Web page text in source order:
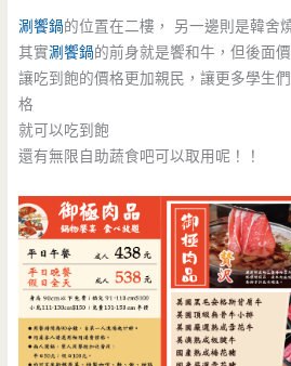
涮饗鍋的位置在二樓， 另一邊則是韓舍
其實涮饗鍋的前身就是饗和牛，但後面
讓吃到飽的價格更加親民，讓更多學生
格
就可以吃到飽
還有無限自助蔬食吧可以取用呢！！